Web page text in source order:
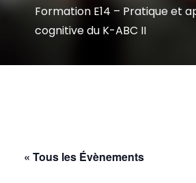
Formation E14 – Pratique et
cognitive du K-ABC II
« Tous les Évènements